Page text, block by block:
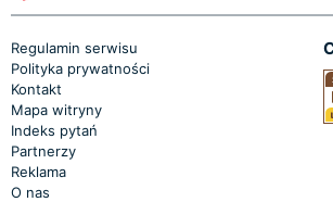
Regulamin serwisu
Polityka prywatności
Kontakt
Mapa witryny
Indeks pytań
Partnerzy
Reklama
O nas